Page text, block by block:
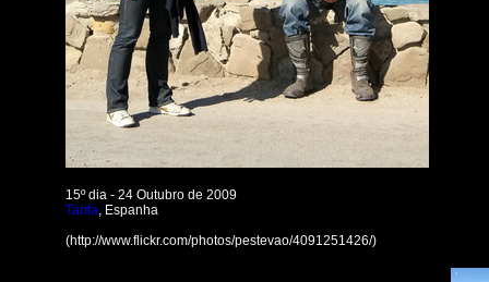
15º dia - 24 Outubro de 2009
Tarifa, Espanha
(http://www.flickr.com/photos/pestevao/4091251426/)